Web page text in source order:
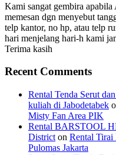
Kami sangat gembira
memesan dgn menyebut
telp kantor, no hp, atau telp
hari menjelang hari-h kami
Terima kasih
Recent Comments
Rental Tenda Serut
kuliah di Jabodetabek
Misty Fan Area PIK
Rental BARSTOOL
District on Rental
Pulomas Jakarta